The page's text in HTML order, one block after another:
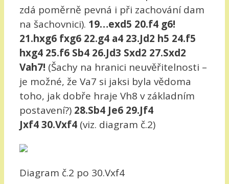
zdá poměrně pevná i při zachování dam
na šachovnici). 19…exd5 20.f4 g6!
21.hxg6 fxg6 22.g4 a4 23.Jd2 h5 24.f5
hxg4 25.f6 Sb4 26.Jd3 Sxd2 27.Sxd2
Vah7! (Šachy na hranici neuvěřitelnosti –
je možné, že Va7 si jaksi byla vědoma
toho, jak dobře hraje Vh8 v základním
postavení?) 28.Sb4 Je6 29.Jf4
Jxf4 30.Vxf4 (viz. diagram č.2)
Diagram č.2 po 30.Vxf4